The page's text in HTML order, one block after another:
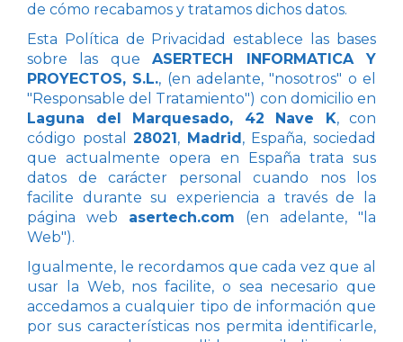
de cómo recabamos y tratamos dichos datos.
Esta Política de Privacidad establece las bases
sobre las queASERTECH INFORMATICA Y
PROYECTOS, S.L., (en adelante, "nosotros" o el
"Responsable del Tratamiento") con domicilio en
Laguna del Marquesado, 42 Nave K, con
código postal28021, Madrid, España, sociedad
que actualmente opera en España trata sus
datos de carácter personal cuando nos los
facilite durante su experiencia a través de la
página web asertech.com (en adelante, "la
Web").
Igualmente, le recordamos que cada vez que al
usar la Web, nos facilite, o sea necesario que
accedamos a cualquier tipo de información que
por sus características nos permita identificarle,